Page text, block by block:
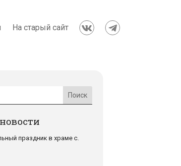
На старый сайт  
праздник в храме с.